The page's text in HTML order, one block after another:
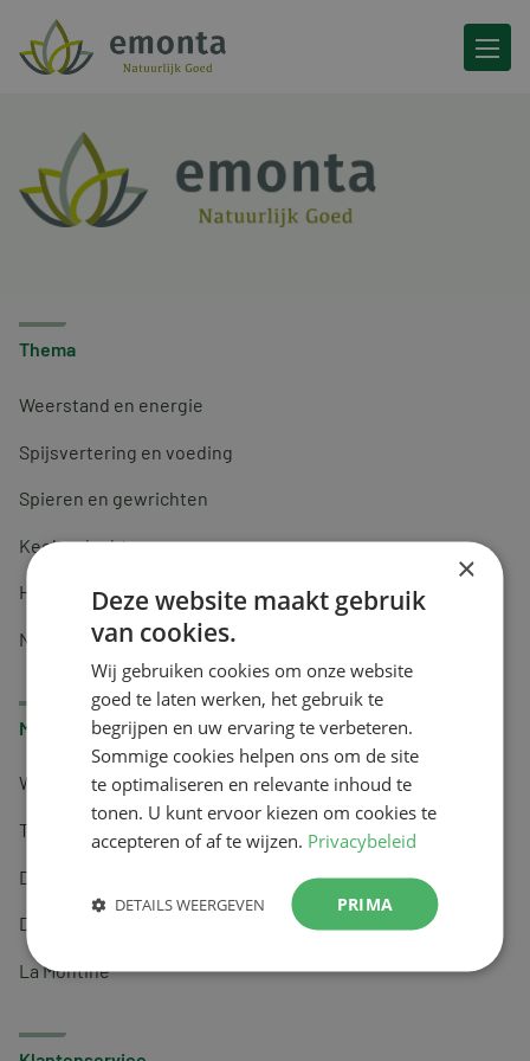
Ga naar de inhoud
Thema
Weerstand en energie
Spijsvertering en voeding
Spieren en gewrichten
Keel en luchtwegen
Huidverzorging
Nachtrust
Merken
Wapiti
Tai-Ginseng
Dermagíq
Draisma
La Montine
×
Deze website maakt gebruik
van cookies.
Wij gebruiken cookies om onze website
goed te laten werken, het gebruik te
begrijpen en uw ervaring te verbeteren.
Sommige cookies helpen ons om de site
te optimaliseren en relevante inhoud te
tonen. U kunt ervoor kiezen om cookies te
accepteren of af te wijzen. Privacybeleid
PRIMA
DETAILS WEERGEVEN